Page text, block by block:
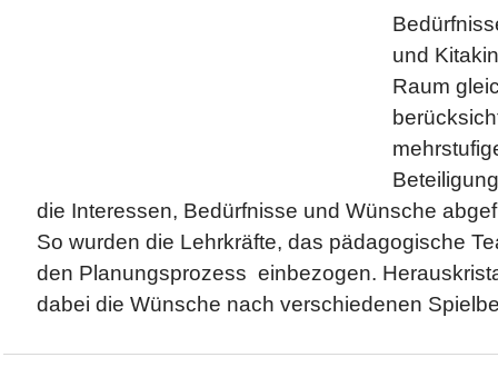
und
Raum
die Interessen, Bedürfnisse und Wünsche
So wurden die Lehrkräfte, das pädagogische
den Planungsprozess einbezogen.
dabei die Wünsche nach verschiedenen